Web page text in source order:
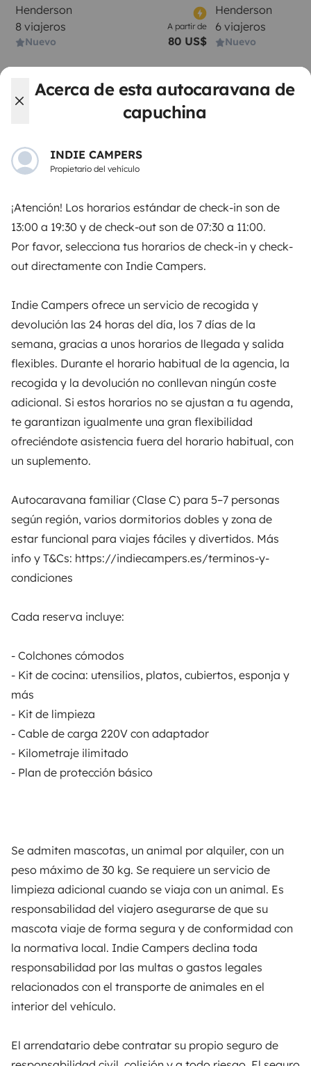
Acerca de esta autocaravana de
capuchina
INDIE CAMPERS
Propietario del vehículo
¡Atención! Los horarios estándar de check-in son de
13:00 a 19:30 y de check-out son de 07:30 a 11:00.
Por favor, selecciona tus horarios de check-in y check-
out directamente con Indie Campers.
Indie Campers ofrece un servicio de recogida y
devolución las 24 horas del día, los 7 días de la
semana, gracias a unos horarios de llegada y salida
flexibles. Durante el horario habitual de la agencia, la
recogida y la devolución no conllevan ningún coste
adicional. Si estos horarios no se ajustan a tu agenda,
te garantizan igualmente una gran flexibilidad
ofreciéndote asistencia fuera del horario habitual, con
un suplemento.
Autocaravana familiar (Clase C) para 5–7 personas
según región, varios dormitorios dobles y zona de
estar funcional para viajes fáciles y divertidos. Más
info y T&Cs: https://indiecampers.es/terminos-y-
condiciones
Cada reserva incluye:
- Colchones cómodos
- Kit de cocina: utensilios, platos, cubiertos, esponja y
más
- Kit de limpieza
- Cable de carga 220V con adaptador
- Kilometraje ilimitado
- Plan de protección básico
Se admiten mascotas, un animal por alquiler, con un
peso máximo de 30 kg. Se requiere un servicio de
limpieza adicional cuando se viaja con un animal. Es
responsabilidad del viajero asegurarse de que su
mascota viaje de forma segura y de conformidad con
la normativa local. Indie Campers declina toda
responsabilidad por las multas o gastos legales
relacionados con el transporte de animales en el
interior del vehículo.
El arrendatario debe contratar su propio seguro de
Henderson
8 viajeros
Nuevo
A partir de
80 US$
Henderson
6 viajeros
Nuevo
A partir de
69,2 € /día
Yescapa es una plataforma que facilita y asegura el
alquiler de autocaravanas y furgonetas campers entre
intermediario de confianza y propone una solución
llave en mano para unas vacaciones en total libertad y
3.84/5 sobre 1170 opiniones de usuarios en Trusted
Shops
Instagram
X PinterestFacebook
¿Cómo funciona?
Alquilar una autocaravana
Tus primeros pasos en autocaravana
PROPIETARIOS
Anunciar un vehículo
Contrato de alquiler
Seguros de alquiler
Medios de pago segurosPago en varios plazos
Descargar en
App Store
Disponible en
Google Play
Blog Contáctanos Empleo
CGU